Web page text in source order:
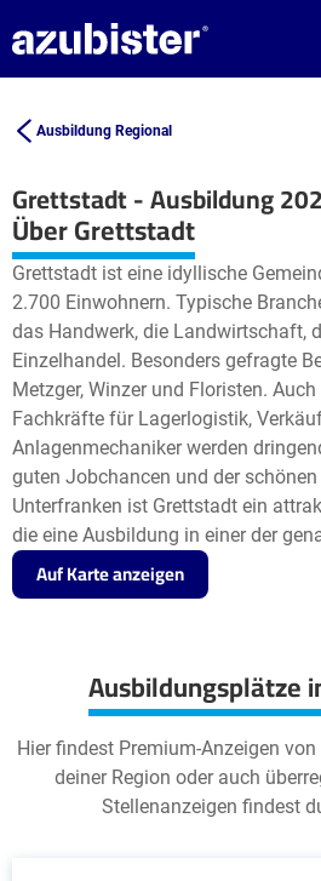
Ausbildung Regional
Grettstadt - Ausbildung
+
−
Über Grettstadt
Grettstadt ist eine idyllische
2.700 Einwohnern. Typische
das Handwerk, die Landwirtschaft,
Einzelhandel. Besonders gefragte
Metzger, Winzer und Floristen.
Fachkräfte für Lagerlogistik,
Anlagenmechaniker werden
guten Jobchancen und der
Unterfranken ist Grettstadt ein
die eine Ausbildung in einer der
Auf Karte anzeigen
Ausbildungsplätze
Hier findest Premium-Anzeigen
deiner Region oder auch
Stellenanzeigen findest